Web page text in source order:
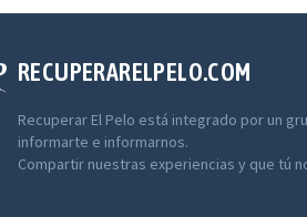
RECUPERARELPELO.COM
Recuperar El Pelo está integrado por un
informarte e informarnos.
Compartir nuestras experiencias y que tú